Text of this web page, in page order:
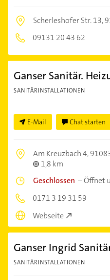
Scherleshofer Str. 13,
09131 20 43 62
Ganser Sanitär.
SANITÄRINSTALLATIONEN
E-Mail Chat starten
Am Kreuzbach 4,
1,8 km
Geschlossen –Öffnet
0171 3 19 31 59
Webseite
Ganser Ingrid
SANITÄRINSTALLATIONEN